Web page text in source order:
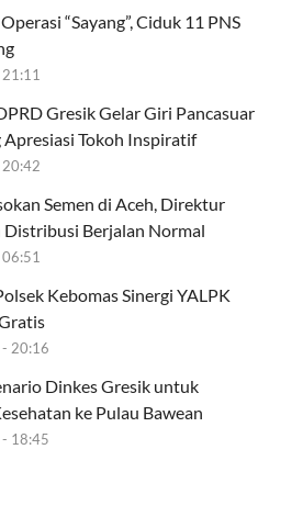
“Sayang”, Ciduk 11 PNS
21:11
Gresik Gelar Giri Pancasuar
Tokoh Inspiratif
20:42
Semen di Aceh, Direktur
Distribusi Berjalan Normal
06:51
Kebomas Sinergi YALPK
- 20:16
Dinkes Gresik untuk
ke Pulau Bawean
- 18:45